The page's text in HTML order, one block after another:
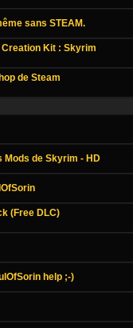
sans STEAM.
Kit : Skyrim
de Steam
Mods de Skyrim - HD
(Free DLC)
help ;-)